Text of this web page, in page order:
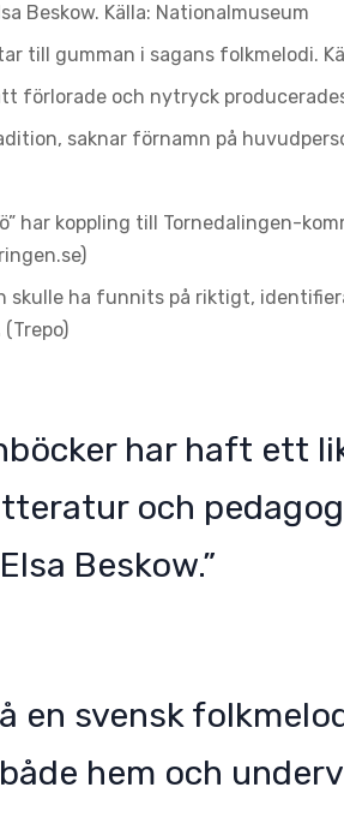
Beskow. Källa: Nationalmuseum
till gumman i sagans folkmelodi.
förlorade och nytryck
saknar förnamn på
har koppling till Tornedalingen-
skulle ha funnits på riktigt,
(Trepo)
har haft ett
och
Beskow.”
en svensk
hem och